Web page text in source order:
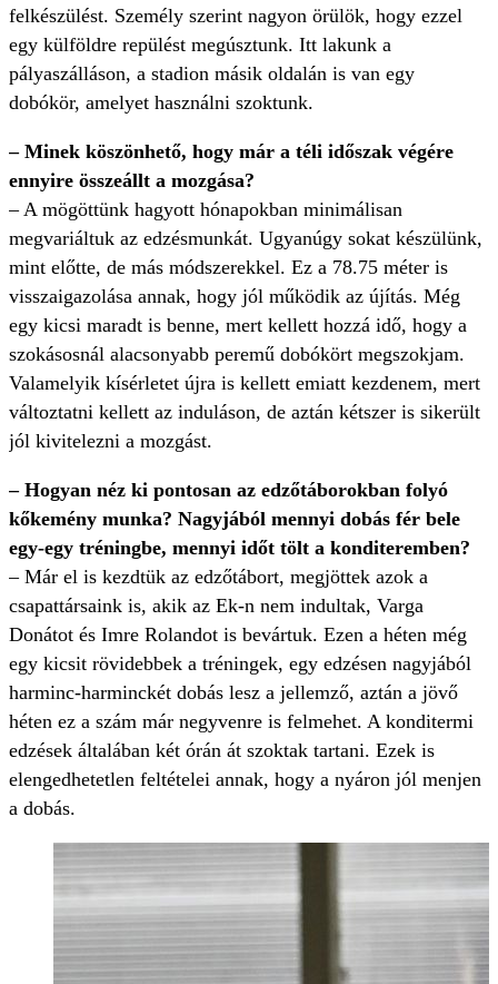
felkészülést. Személy szerint nagyon örülök, hogy ezzel
egy külföldre repülést megúsztunk. Itt lakunk a
pályaszálláson, a stadion másik oldalán is van egy
dobókör, amelyet használni szoktunk.
– Minek köszönhető, hogy már a téli időszak végére
ennyire összeállt a mozgása?
– A mögöttünk hagyott hónapokban minimálisan
megvariáltuk az edzésmunkát. Ugyanúgy sokat készülünk,
mint előtte, de más módszerekkel. Ez a 78.75 méter is
visszaigazolása annak, hogy jól működik az újítás. Még
egy kicsi maradt is benne, mert kellett hozzá idő, hogy a
szokásosnál alacsonyabb peremű dobókört megszokjam.
Valamelyik kísérletet újra is kellett emiatt kezdenem, mert
változtatni kellett az induláson, de aztán kétszer is sikerült
jól kivitelezni a mozgást.
– Hogyan néz ki pontosan az edzőtáborokban folyó
kőkemény munka? Nagyjából mennyi dobás fér bele
egy-egy tréningbe, mennyi időt tölt a konditeremben?
– Már el is kezdtük az edzőtábort, megjöttek azok a
csapattársaink is, akik az Ek-n nem indultak, Varga
Donátot és Imre Rolandot is bevártuk. Ezen a héten még
egy kicsit rövidebbek a tréningek, egy edzésen nagyjából
harminc-harminckét dobás lesz a jellemző, aztán a jövő
héten ez a szám már negyvenre is felmehet. A konditermi
edzések általában két órán át szoktak tartani. Ezek is
elengedhetetlen feltételei annak, hogy a nyáron jól menjen
a dobás.